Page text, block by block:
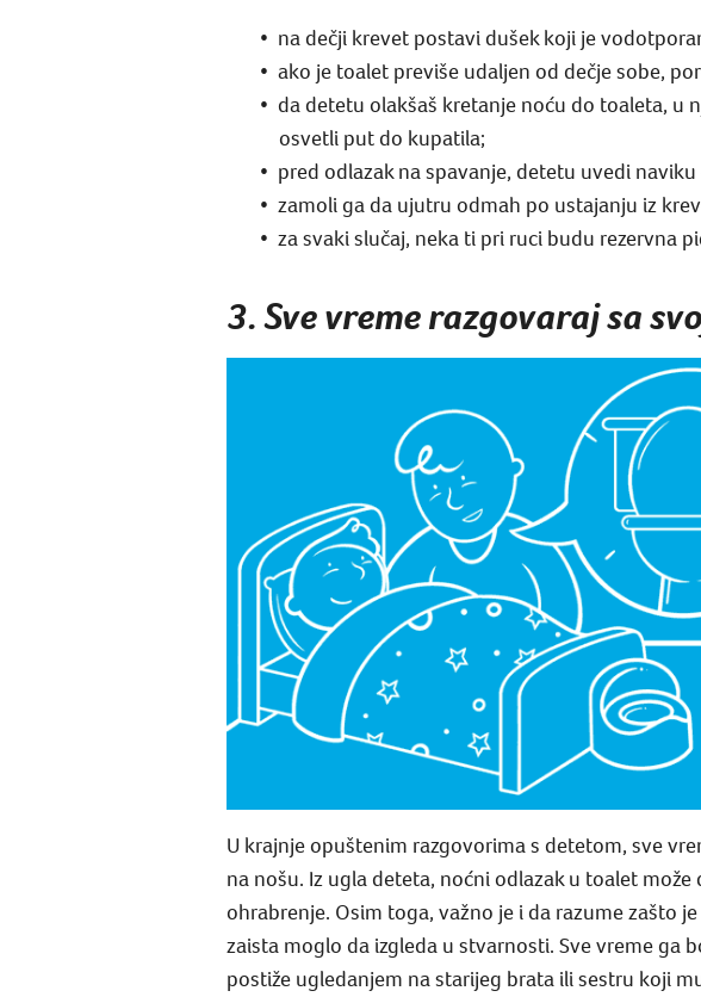
na dečji krevet postavi dušek koji je
ako je toalet previše udaljen od dečje sobe,
da detetu olakšaš kretanje noću do toaleta, u
osvetli put do kupatila;
pred odlazak na spavanje, detetu uvedi
zamoli ga da ujutru odmah po ustajanju iz
za svaki slučaj, neka ti pri ruci budu rezervna
3. Sve vreme razgovaraj sa
U krajnje opuštenim razgovorima s detetom, sve
na nošu. Iz ugla deteta, noćni odlazak u toalet
ohrabrenje. Osim toga, važno je i da razume zašto
zaista moglo da izgleda u stvarnosti. Sve vreme ga
postiže ugledanjem na starijeg brata ili sestru koji